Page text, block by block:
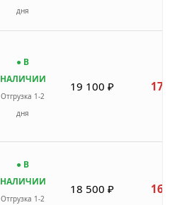
дня
● В
НАЛИЧИИ
Отгрузка 1-2
дня
19 100 ₽ 17
● В
НАЛИЧИИ
Отгрузка 1-2
18 500 ₽ 16